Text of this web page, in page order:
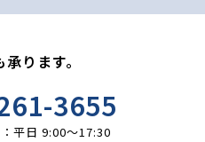
ります。
3655
平日 9:00〜17:30